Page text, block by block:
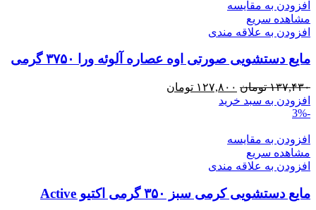
افزودن به مقایسه
مشاهده سریع
افزودن به علاقه مندی
مایع دستشویی صورتی اوه عصاره آلوئه ورا ۳۷۵۰ گرمی
۱۳۷,۴۳۰ تومان قیمت
اصلی:
۱۲۷,۸۰۰ تومان
افزودن به سبد خرید
-3%
افزودن به مقایسه
مشاهده سریع
افزودن به علاقه مندی
مایع دستشویی کرمی سبز ۳۵۰ گرمی اکتیو Active